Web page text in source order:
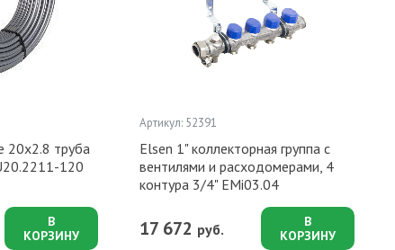
20x2.8 труба
120
В
КОРЗИНУ
Артикул: 52391
Elsen 1" коллекторная группа с
вентилями и расходомерами, 4
контура 3/4" EMi03.04
17 672 руб.
В
КОРЗИНУ